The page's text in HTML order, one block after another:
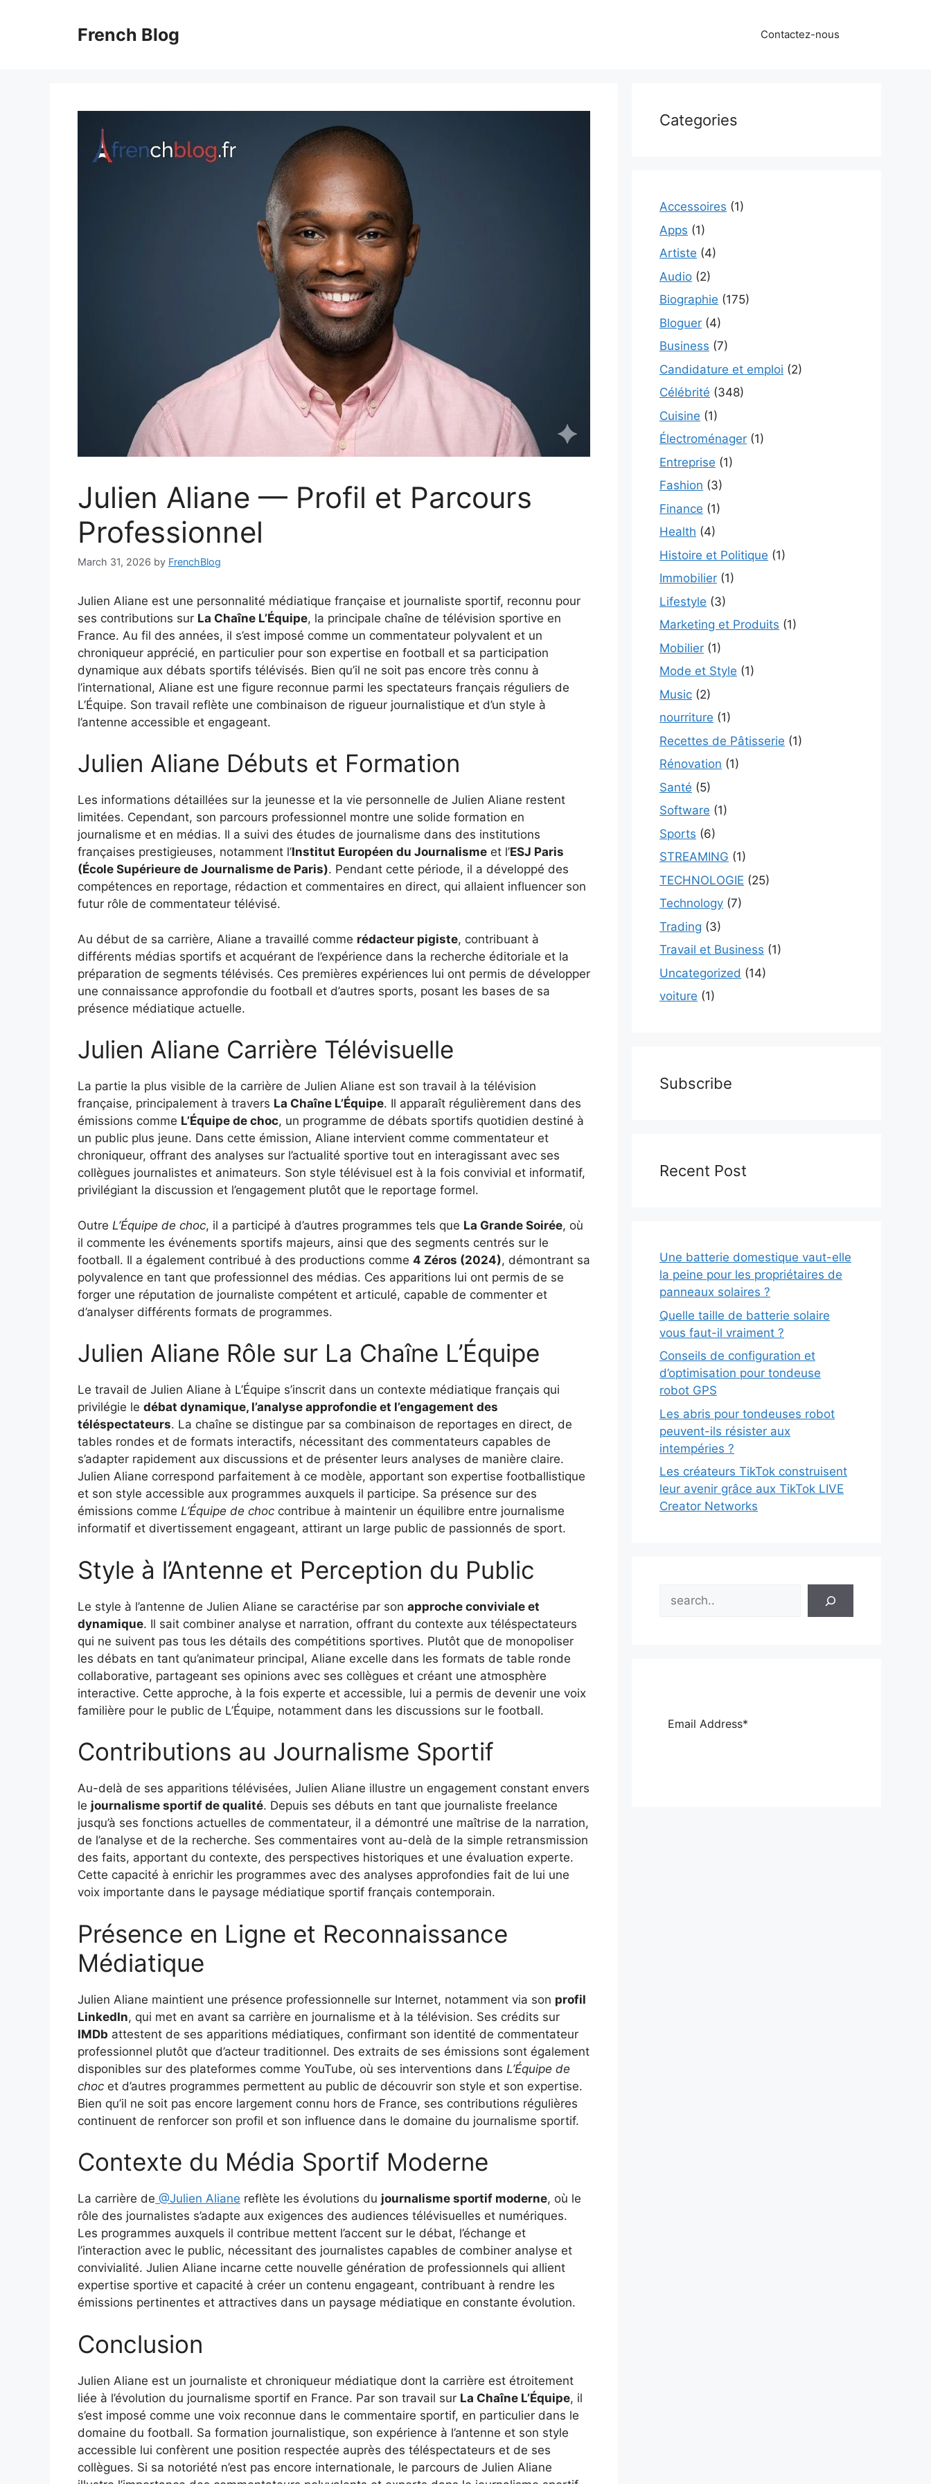
French Blog Contactez-nous
Julien Aliane — Profil et Parcours
Professionnel
March 31, 2026 by FrenchBlog
Julien Aliane est une personnalité médiatique française et journaliste sportif, reconnu pour
ses contributions sur La Chaîne L’Équipe, la principale chaîne de télévision sportive en
France. Au fil des années, il s’est imposé comme un commentateur polyvalent et un
chroniqueur apprécié, en particulier pour son expertise en football et sa participation
dynamique aux débats sportifs télévisés. Bien qu’il ne soit pas encore très connu à
l’international, Aliane est une figure reconnue parmi les spectateurs français réguliers de
L’Équipe. Son travail reflète une combinaison de rigueur journalistique et d’un style à
l’antenne accessible et engageant.
Julien Aliane Débuts et Formation
Les informations détaillées sur la jeunesse et la vie personnelle de Julien Aliane restent
limitées. Cependant, son parcours professionnel montre une solide formation en
journalisme et en médias. Il a suivi des études de journalisme dans des institutions
françaises prestigieuses, notamment l’Institut Européen du Journalisme et l’ESJ Paris
(École Supérieure de Journalisme de Paris). Pendant cette période, il a développé des
compétences en reportage, rédaction et commentaires en direct, qui allaient influencer son
futur rôle de commentateur télévisé.
Au début de sa carrière, Aliane a travaillé comme rédacteur pigiste, contribuant à
différents médias sportifs et acquérant de l’expérience dans la recherche éditoriale et la
préparation de segments télévisés. Ces premières expériences lui ont permis de développer
une connaissance approfondie du football et d’autres sports, posant les bases de sa
présence médiatique actuelle.
Julien Aliane Carrière Télévisuelle
La partie la plus visible de la carrière de Julien Aliane est son travail à la télévision
française, principalement à travers La Chaîne L’Équipe. Il apparaît régulièrement dans des
émissions comme L’Équipe de choc, un programme de débats sportifs quotidien destiné à
un public plus jeune. Dans cette émission, Aliane intervient comme commentateur et
chroniqueur, offrant des analyses sur l’actualité sportive tout en interagissant avec ses
collègues journalistes et animateurs. Son style télévisuel est à la fois convivial et informatif,
privilégiant la discussion et l’engagement plutôt que le reportage formel.
Outre L’Équipe de choc, il a participé à d’autres programmes tels que La Grande Soirée, où
il commente les événements sportifs majeurs, ainsi que des segments centrés sur le
football. Il a également contribué à des productions comme 4 Zéros (2024), démontrant sa
polyvalence en tant que professionnel des médias. Ces apparitions lui ont permis de se
forger une réputation de journaliste compétent et articulé, capable de commenter et
d’analyser différents formats de programmes.
Julien Aliane Rôle sur La Chaîne L’Équipe
Le travail de Julien Aliane à L’Équipe s’inscrit dans un contexte médiatique français qui
privilégie le débat dynamique, l’analyse approfondie et l’engagement des
téléspectateurs. La chaîne se distingue par sa combinaison de reportages en direct, de
tables rondes et de formats interactifs, nécessitant des commentateurs capables de
s’adapter rapidement aux discussions et de présenter leurs analyses de manière claire.
Julien Aliane correspond parfaitement à ce modèle, apportant son expertise footballistique
et son style accessible aux programmes auxquels il participe. Sa présence sur des
émissions comme L’Équipe de choc contribue à maintenir un équilibre entre journalisme
informatif et divertissement engageant, attirant un large public de passionnés de sport.
Style à l’Antenne et Perception du Public
Le style à l’antenne de Julien Aliane se caractérise par son approche conviviale et
dynamique. Il sait combiner analyse et narration, offrant du contexte aux téléspectateurs
qui ne suivent pas tous les détails des compétitions sportives. Plutôt que de monopoliser
les débats en tant qu’animateur principal, Aliane excelle dans les formats de table ronde
collaborative, partageant ses opinions avec ses collègues et créant une atmosphère
interactive. Cette approche, à la fois experte et accessible, lui a permis de devenir une voix
familière pour le public de L’Équipe, notamment dans les discussions sur le football.
Contributions au Journalisme Sportif
Au-delà de ses apparitions télévisées, Julien Aliane illustre un engagement constant envers
le journalisme sportif de qualité. Depuis ses débuts en tant que journaliste freelance
jusqu’à ses fonctions actuelles de commentateur, il a démontré une maîtrise de la narration,
de l’analyse et de la recherche. Ses commentaires vont au-delà de la simple retransmission
des faits, apportant du contexte, des perspectives historiques et une évaluation experte.
Cette capacité à enrichir les programmes avec des analyses approfondies fait de lui une
voix importante dans le paysage médiatique sportif français contemporain.
Présence en Ligne et Reconnaissance
Médiatique
Julien Aliane maintient une présence professionnelle sur Internet, notamment via son profil
LinkedIn, qui met en avant sa carrière en journalisme et à la télévision. Ses crédits sur
IMDb attestent de ses apparitions médiatiques, confirmant son identité de commentateur
professionnel plutôt que d’acteur traditionnel. Des extraits de ses émissions sont également
disponibles sur des plateformes comme YouTube, où ses interventions dans L’Équipe de
choc et d’autres programmes permettent au public de découvrir son style et son expertise.
Bien qu’il ne soit pas encore largement connu hors de France, ses contributions régulières
continuent de renforcer son profil et son influence dans le domaine du journalisme sportif.
Contexte du Média Sportif Moderne
La carrière de @Julien Aliane reflète les évolutions du journalisme sportif moderne, où le
rôle des journalistes s’adapte aux exigences des audiences télévisuelles et numériques.
Les programmes auxquels il contribue mettent l’accent sur le débat, l’échange et
l’interaction avec le public, nécessitant des journalistes capables de combiner analyse et
convivialité. Julien Aliane incarne cette nouvelle génération de professionnels qui allient
expertise sportive et capacité à créer un contenu engageant, contribuant à rendre les
émissions pertinentes et attractives dans un paysage médiatique en constante évolution.
Conclusion
Julien Aliane est un journaliste et chroniqueur médiatique dont la carrière est étroitement
liée à l’évolution du journalisme sportif en France. Par son travail sur La Chaîne L’Équipe, il
s’est imposé comme une voix reconnue dans le commentaire sportif, en particulier dans le
domaine du football. Sa formation journalistique, son expérience à l’antenne et son style
accessible lui confèrent une position respectée auprès des téléspectateurs et de ses
collègues. Si sa notoriété n’est pas encore internationale, le parcours de Julien Aliane
Categories
Accessoires (1)
Apps (1)
Artiste (4)
Audio (2)
Biographie (175)
Bloguer (4)
Business (7)
Candidature et emploi (2)
Célébrité (348)
Cuisine (1)
Électroménager (1)
Entreprise (1)
Fashion (3)
Finance (1)
Health (4)
Histoire et Politique (1)
Immobilier (1)
Lifestyle (3)
Marketing et Produits (1)
Mobilier (1)
Mode et Style (1)
Music (2)
nourriture (1)
Recettes de Pâtisserie (1)
Rénovation (1)
Santé (5)
Software (1)
Sports (6)
STREAMING (1)
TECHNOLOGIE (25)
Technology (7)
Trading (3)
Travail et Business (1)
Uncategorized (14)
voiture (1)
Subscribe
Recent Post
Une batterie domestique vaut-elle
la peine pour les propriétaires de
panneaux solaires ?
Quelle taille de batterie solaire
vous faut-il vraiment ?
Conseils de configuration et
d’optimisation pour tondeuse
robot GPS
Les abris pour tondeuses robot
peuvent-ils résister aux
intempéries ?
Les créateurs TikTok construisent
leur avenir grâce aux TikTok LIVE
Creator Networks